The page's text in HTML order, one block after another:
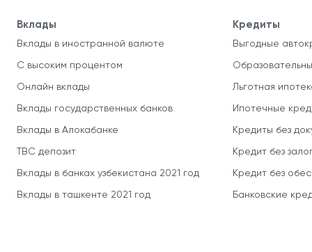
Вклады
Вклады в иностранной валюте
С высоким процентом
Онлайн вклады
Вклады государственных банков
Вклады в Алокабанке
TBC депозит
Вклады в банках узбекистана 2021 год
Вклады в ташкенте 2021 год
Кредиты
Выгодные
Льготная
Ипотечные
Кредиты без
Кредит без
Кредит без
Банковские